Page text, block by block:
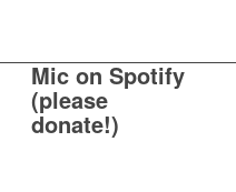
Mic on Spotify
(please
donate!)